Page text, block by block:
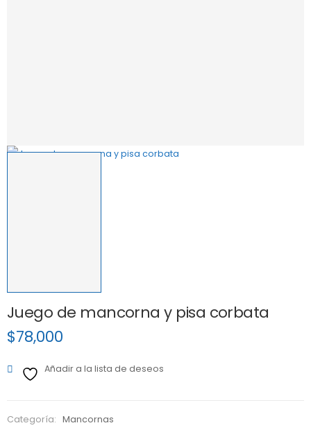
Juego de mancorna y pisa corbata
$78,000
Añadir a la lista de deseos
Categoría:
Mancornas